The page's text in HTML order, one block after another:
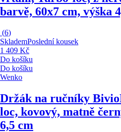
barvě, 60x7 cm, výška
(6)
SklademPoslední kousek
1 409 Kč
Do košíku
Do košíku
Wenko
Držák na ručníky Bivio
loc, kovový, matně
6,5 cm